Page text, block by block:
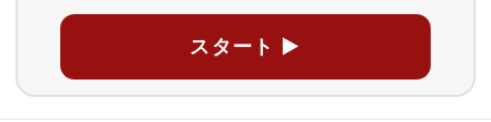
スタート ▶